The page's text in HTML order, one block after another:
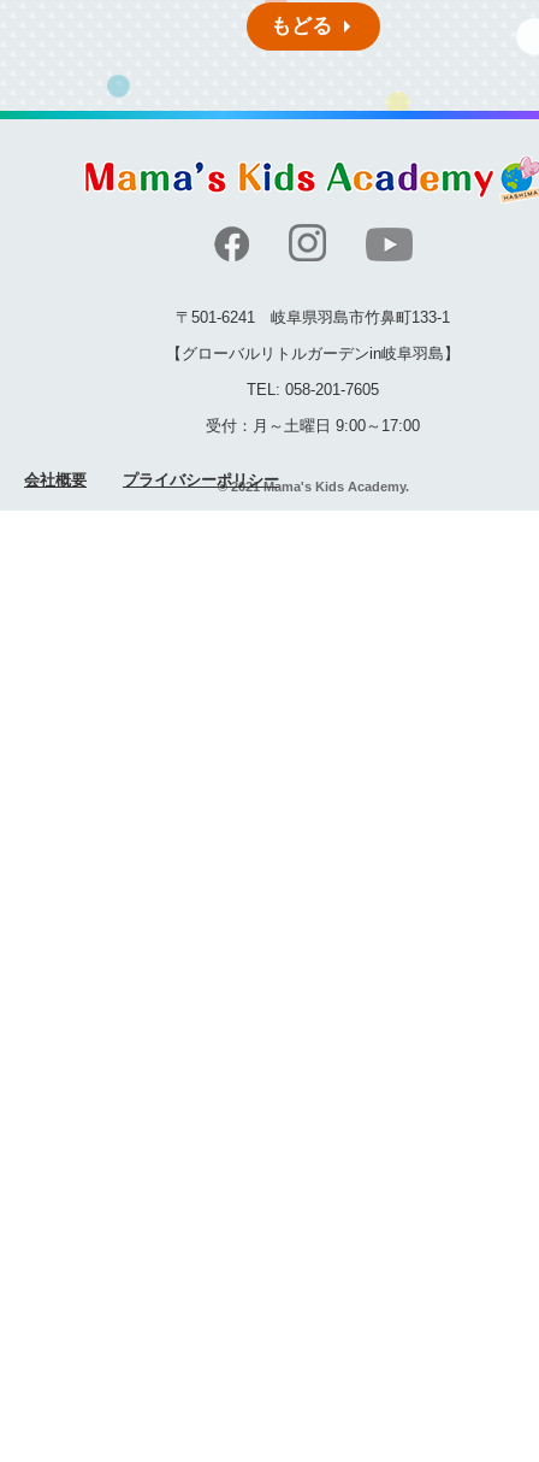
もどる
〒501-6241 岐阜県羽島市竹鼻町133-1
【グローバルリトルガーデンin岐阜羽島】
TEL: 058-201-7605
受付：月～土曜日 9:00～17:00
© 2021 Mama's Kids Academy.
会社概要 プライバシーポリシー